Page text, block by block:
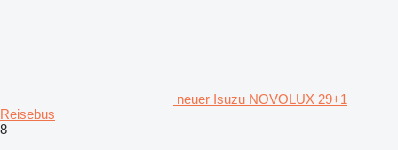
neuer Isuzu NOVOLUX 29+1
Reisebus
8